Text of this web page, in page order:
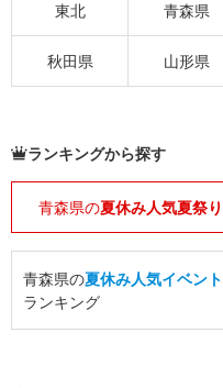
東北 青森県
秋田県 山形県
ランキングから探す
青森県の夏休み人気夏祭り
青森県の夏休み人気イベント
ランキング